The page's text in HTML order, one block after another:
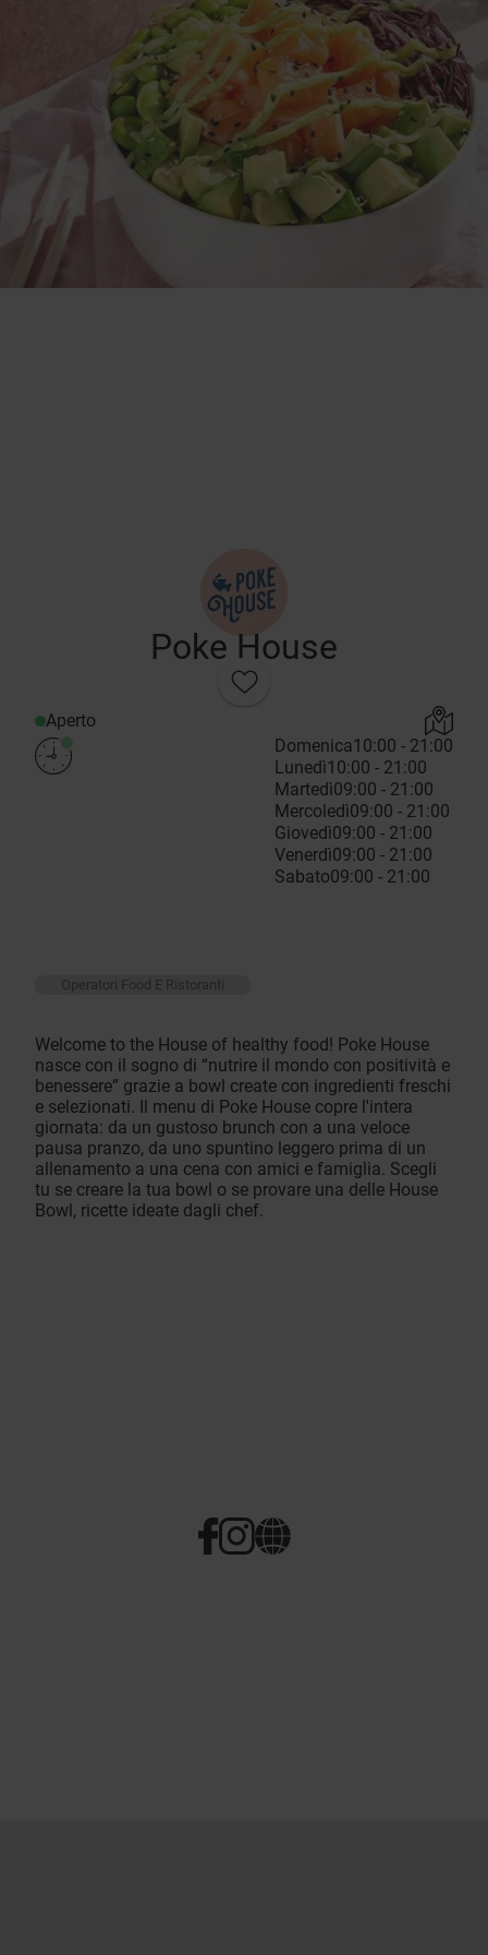
Poke House
Aperto
Domenica10:00 - 21:00
Lunedì10:00 - 21:00
Martedì09:00 - 21:00
Mercoledì09:00 - 21:00
Giovedì09:00 - 21:00
Venerdì09:00 - 21:00
Sabato09:00 - 21:00
Operatori Food E Ristoranti
Welcome to the House of healthy food! Poke House
nasce con il sogno di “nutrire il mondo con positività e
benessere” grazie a bowl create con ingredienti freschi
e selezionati. Il menu di Poke House copre l'intera
giornata: da un gustoso brunch con a una veloce
pausa pranzo, da uno spuntino leggero prima di un
allenamento a una cena con amici e famiglia. Scegli
tu se creare la tua bowl o se provare una delle House
Bowl, ricette ideate dagli chef.